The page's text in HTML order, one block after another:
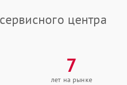
центра
7
лет на рынке